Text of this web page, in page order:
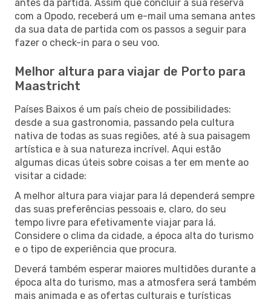
antes da partida. Assim que concluir a sua reserva
com a Opodo, receberá um e-mail uma semana antes
da sua data de partida com os passos a seguir para
fazer o check-in para o seu voo.
Melhor altura para viajar de Porto para
Maastricht
Países Baixos é um país cheio de possibilidades:
desde a sua gastronomia, passando pela cultura
nativa de todas as suas regiões, até à sua paisagem
artística e à sua natureza incrível. Aqui estão
algumas dicas úteis sobre coisas a ter em mente ao
visitar a cidade:
A melhor altura para viajar para lá dependerá sempre
das suas preferências pessoais e, claro, do seu
tempo livre para efetivamente viajar para lá.
Considere o clima da cidade, a época alta do turismo
e o tipo de experiência que procura.
Deverá também esperar maiores multidões durante a
época alta do turismo, mas a atmosfera será também
mais animada e as ofertas culturais e turísticas